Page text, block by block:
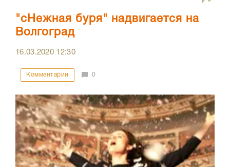
"сНежная буря" надвигается на
Волгоград
16.03.2020 12:30
Комментарии 0